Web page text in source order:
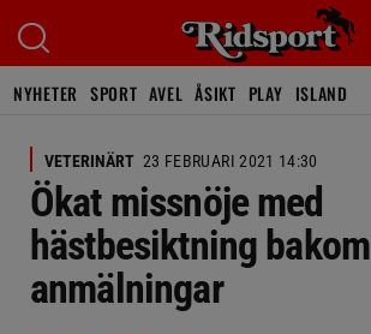
NYHETER SPORT AVEL ÅSIKT PLAY ISLAND
VETERINÄRT 23 FEBRUARI 2021 14:30
Ökat missnöje med
hästbesiktning bakom
anmälningar